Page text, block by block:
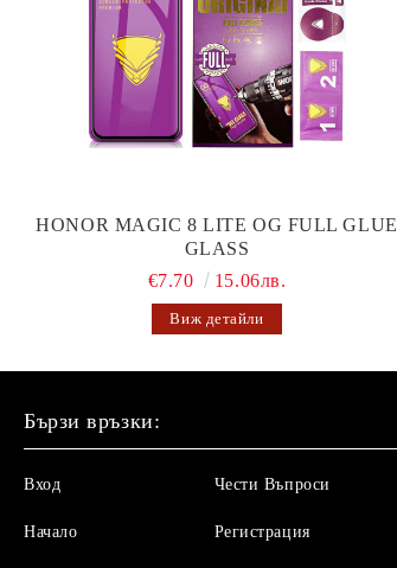
HONOR MAGIC 8 LITE OG FULL GLUE
GLASS
€7.70
15.06лв.
Виж детайли
Бързи връзки:
Вход
Начало
Чести Въпроси
Регистрация